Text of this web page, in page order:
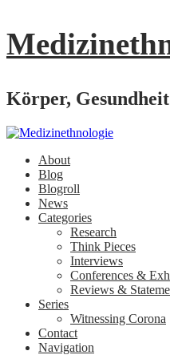
Körper,
About
Blog
Blogroll
News
Categories
Research
Think Pieces
Interviews
Conferences &
Reviews &
Series
Witnessing Corona
Contact
Navigation